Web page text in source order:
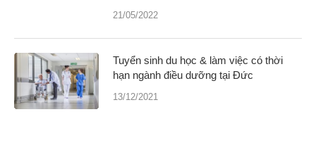
21/05/2022
Tuyển sinh du học & làm việc có thời
hạn ngành điều dưỡng tại Đức
13/12/2021